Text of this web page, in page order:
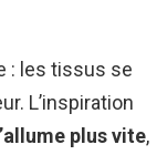
: les tissus se
L’inspiration
plus vite,